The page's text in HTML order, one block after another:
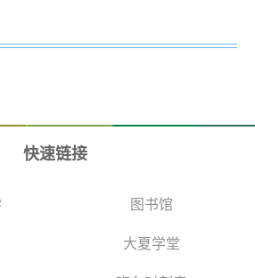
快速链接
图书馆
大夏学堂